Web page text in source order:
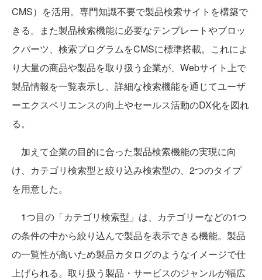
CMS）を活用。専門知識不要で製品検索サイトを構築で
きる。また製品検索機能に必要なテンプレートやブロッ
クパーツ、検索プログラムをCMSに標準搭載。これによ
り大量の商品や製品を取り扱う企業が、Webサイト上で
製品情報を一覧表示し、詳細な検索機能を通じてユーザ
ーエクスペリエンスの向上やセールス活動のDX化を図れ
る。
加えて企業の目的に合った製品検索機能の実現に向
け、カテゴリ検索型と絞り込み検索型の、2つのタイプ
を用意した。
1つ目の「カテゴリ検索型」は、カテゴリーなどの1つ
の条件の中から絞り込んで製品を表示できる機能。製品
の一覧性が高いため製品カタログのようなイメージで仕
上げられる。取り扱う製品・サービスのジャンルが幅広